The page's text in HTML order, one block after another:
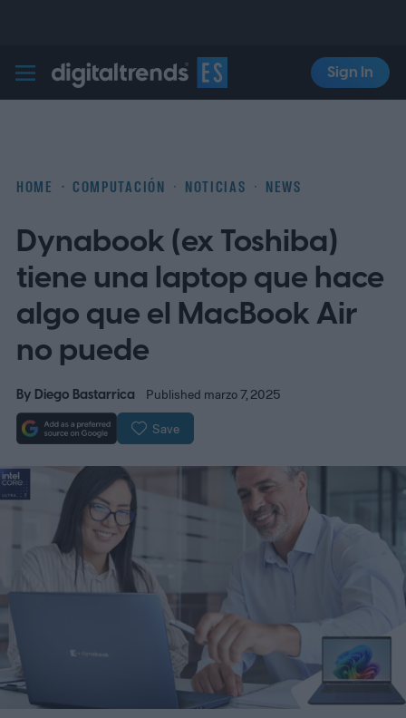
Digital Trends Español
Sign In
HOME COMPUTACIÓN NOTICIAS NEWS
Dynabook (ex Toshiba)
tiene una laptop que hace
algo que el MacBook Air
no puede
By Diego Bastarrica Published marzo 7, 2025
Save